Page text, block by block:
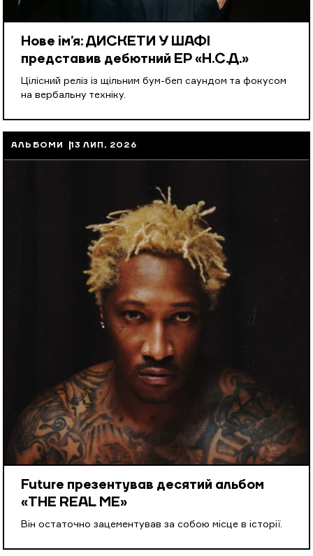
Нове ім’я: ДИСКЕТИ У ШАФІ
представив дебютний EP «Н.С.Д.»
Цілісний реліз із щільним бум-беп саундом та фокусом
на вербальну техніку.
АЛЬБОМИ 13 ЛИП, 2026
Future презентував десятий альбом
«THE REAL ME»
Він остаточно зацементував за собою місце в історії.